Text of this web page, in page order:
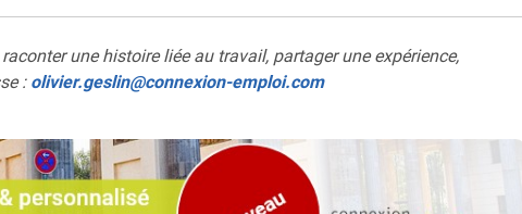
une histoire liée au travail, partager une expérience,
: olivier.geslin@connexion-emploi.com